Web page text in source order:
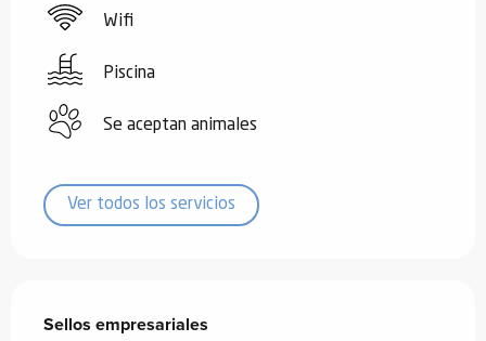
Wifi
Piscina
Se aceptan animales
Ver todos los servicios
Sellos empresariales
Sellos empresariales